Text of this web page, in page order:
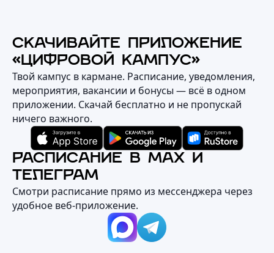
СКАЧИВАЙТЕ ПРИЛОЖЕНИЕ
«ЦИФРОВОЙ КАМПУС»
Твой кампус в кармане. Расписание, уведомления,
мероприятия, вакансии и бонусы — всё в одном
приложении. Скачай бесплатно и не пропускай
ничего важного.
РАСПИСАНИЕ В MAX И
ТЕЛЕГРАМ
Смотри расписание прямо из мессенджера через
удобное веб‑приложение.